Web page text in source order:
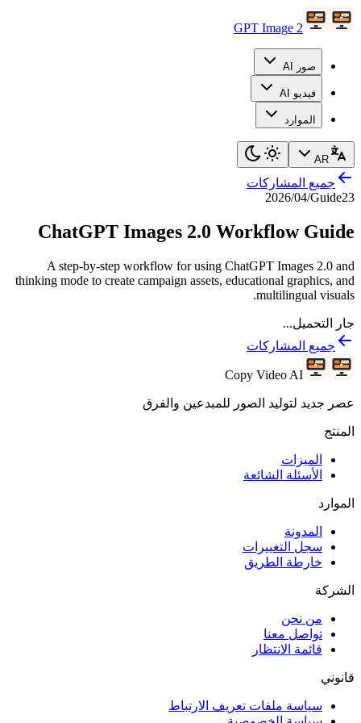
GPT Image 2
صور AI
فيديو AI
الموارد
AR
جميع المشاركات
Guide23‏/04‏/2026
ChatGPT Images 2.0 Workflow Guide
A step-by-step workflow for using ChatGPT Images 2.0 and
thinking mode to create campaign assets, educational graphics, and
multilingual visuals.
جار التحميل...
جميع المشاركات
Copy Video AI
عصر جديد لتوليد الصور للمبدعين والفرق
المنتج
الميزات
الأسئلة الشائعة
الموارد
المدونة
سجل التغييرات
خارطة الطريق
الشركة
من نحن
تواصل معنا
قائمة الانتظار
قانوني
سياسة ملفات تعريف الارتباط